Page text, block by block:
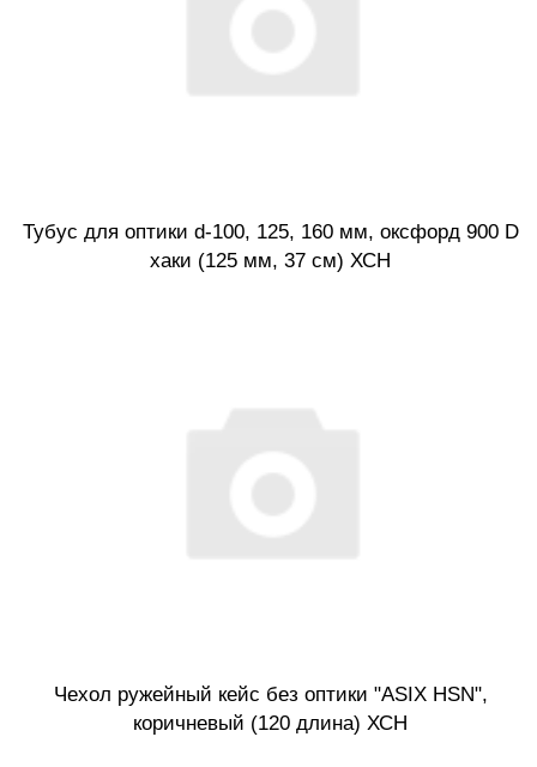
Тубус для оптики d-100, 125, 160 мм, оксфорд 900 D
хаки (125 мм, 37 см) ХСН
Чехол ружейный кейс без оптики "ASIX HSN",
коричневый (120 длина) ХСН